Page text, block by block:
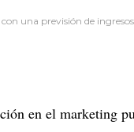
una previsión de
en el marketing